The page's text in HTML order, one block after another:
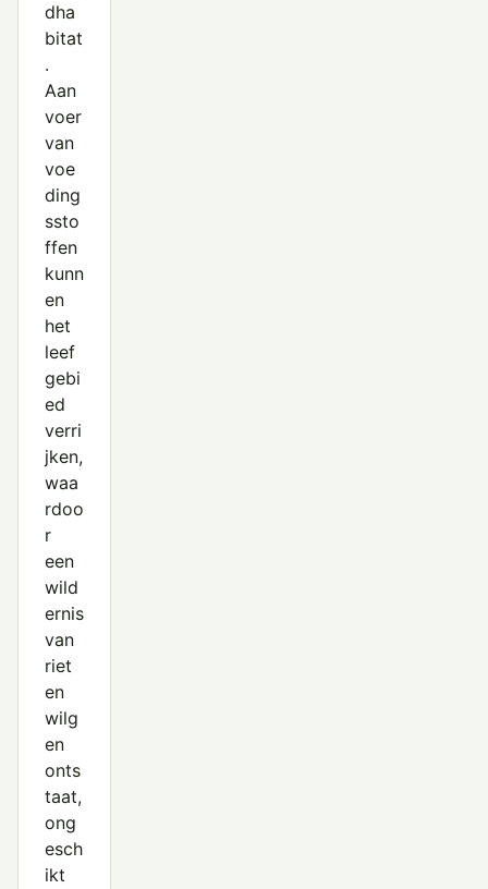
dha
bitat
.
Aan
voer
van
voe
ding
ssto
ffen
kunn
en
het
leef
gebi
ed
verri
jken,
waa
rdoo
r
een
wild
ernis
van
riet
en
wilg
en
onts
taat,
ong
esch
ikt